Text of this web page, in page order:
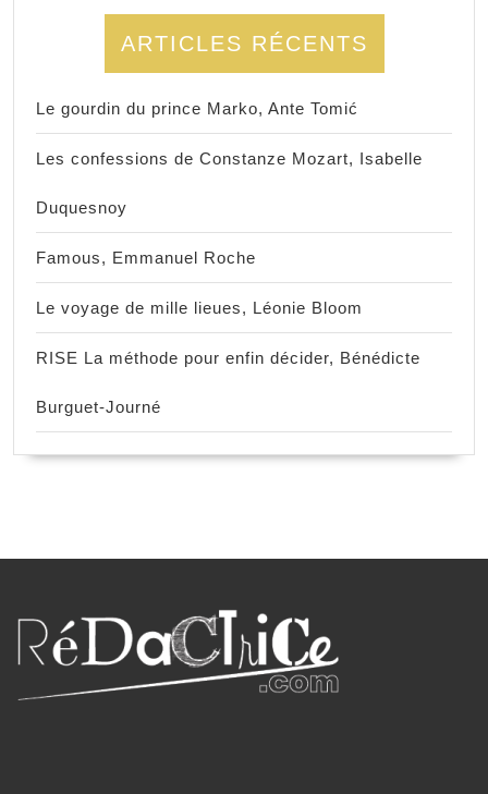
ARTICLES RÉCENTS
Le gourdin du prince Marko, Ante Tomić
Les confessions de Constanze Mozart, Isabelle
Duquesnoy
Famous, Emmanuel Roche
Le voyage de mille lieues, Léonie Bloom
RISE La méthode pour enfin décider, Bénédicte
Burguet-Journé